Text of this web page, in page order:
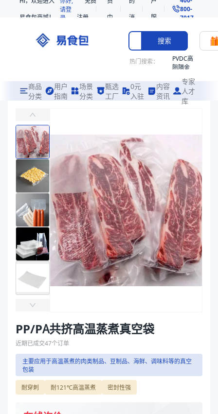
易食包商城！
请登
录
注册
中
消
息
服
务
800-
7017
搜索
热门搜索：
PVDC高
阻隔金
共挤热
收缩袋
221360
烤箱袋
221330
SE53
热收缩
袋
拉伸膜
商品
分类
用户
指南
场景
分类
甄选
工厂
0元
入驻
内容
资讯
专家
人才
库
主要应用于高温蒸煮的肉类制品、豆制品、海鲜、调味料等的真空包装
易食包（EPAK）专注于PP/PA共挤高温蒸煮真空袋包装，提供详尽的
产品卖点：耐穿刺、耐121℃高温蒸煮、密封性强
应用场景：主要应用于高温蒸煮的肉类制品、豆制品、海鲜、调味料等
价格：在线询价
商品参数
商品分类
真空袋
主要材质
PP、PA
厚度（μm）
60-300
宽度（mm）
80-800
透明
PP/PA
60-300μm
宽度 mm
厚度（μm）
60-300
宽度（mm）
80-800
商品图片
PP/PA共挤高温蒸煮真空袋
近期已成交47个订单
主要应用于高温蒸煮的肉类制品、豆制品、海鲜、调味料等的真空
包装
耐穿刺 耐121℃高温蒸煮 密封性强